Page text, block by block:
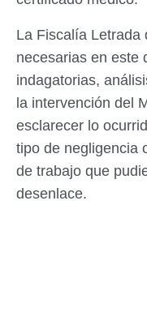
La Fiscalía Letrada
necesarias en este
indagatorias,
la intervención del
esclarecer lo
tipo de negligencia
de trabajo que
desenlace.